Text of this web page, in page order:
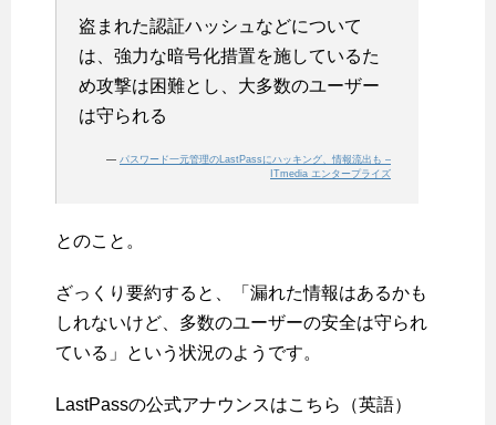
盗まれた認証ハッシュなどについて
は、強力な暗号化措置を施しているた
め攻撃は困難とし、大多数のユーザー
は守られる
— パスワード一元管理のLastPassにハッキング、情報流出も –
ITmedia エンタープライズ
とのこと。
ざっくり要約すると、「漏れた情報はあるかも
しれないけど、多数のユーザーの安全は守られ
ている」という状況のようです。
LastPassの公式アナウンスはこちら（英語）